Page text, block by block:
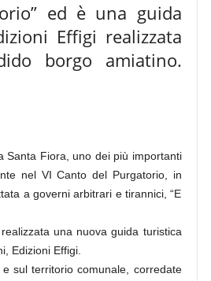
ed è una guida
Effigi realizzata
borgo amiatino.
Santa Fiora, uno dei più importanti
nel VI Canto del Purgatorio, in
a governi arbitrari e tirannici, “E
una nuova guida turistica
Edizioni Effigi.
sul territorio comunale, corredate